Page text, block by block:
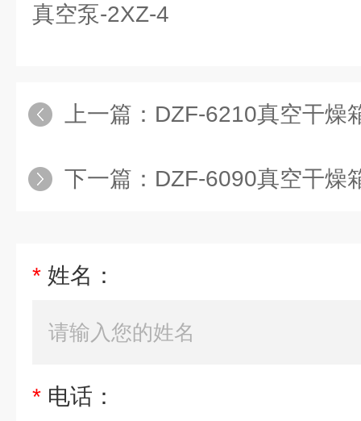
真空泵-2XZ-4
上一篇： DZF-6210真空干燥
下一篇： DZF-6090真空干燥
* 姓名：
* 电话：